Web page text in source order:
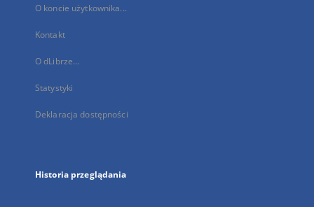
O koncie użytkownika...
Kontakt
O dLibrze...
Statystyki
Deklaracja dostępności
Historia przeglądania